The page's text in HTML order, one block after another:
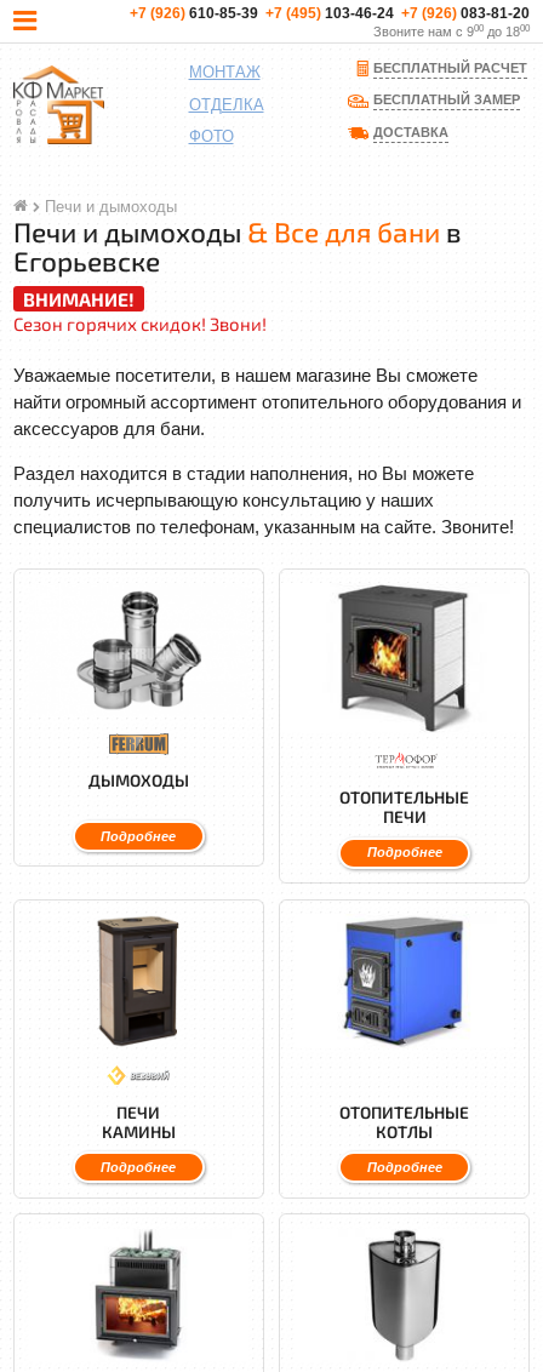
+7 (926)610-85-39 +7 (495)103-46-24 +7 (926)083-81-20
Звоните нам с 900до 1800
МОНТАЖ
ОТДЕЛКА
ФОТО
БЕСПЛАТНЫЙ РАСЧЕТ
БЕСПЛАТНЫЙ ЗАМЕР
ДОСТАВКА
Печи и дымоходы
Печи и дымоходы & Все для бани в
Егорьевске
ВНИМАНИЕ!
Сезон горячих скидок! Звони!
Уважаемые посетители, в нашем магазине Вы сможете
найти огромный ассортимент отопительного оборудования и
аксессуаров для бани.
Раздел находится в стадии наполнения, но Вы можете
получить исчерпывающую консультацию у наших
специалистов по телефонам, указанным на сайте. Звоните!
ДЫМОХОДЫ
Подробнее
ОТОПИТЕЛЬНЫЕ
ПЕЧИ
Подробнее
ПЕЧИ
КАМИНЫ
Подробнее
ОТОПИТЕЛЬНЫЕ
КОТЛЫ
Подробнее